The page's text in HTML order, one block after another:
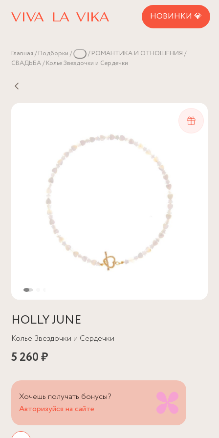
НОВИНКИ 💎
Главная Подборки ...
РОМАНТИКА И ОТНОШЕНИЯ
СВАДЬБА Колье Звездочки и Сердечки
HOLLY JUNE
Колье Звездочки и Сердечки
5 260 ₽
Хочешь получать бонусы?
Авторизуйся на сайте